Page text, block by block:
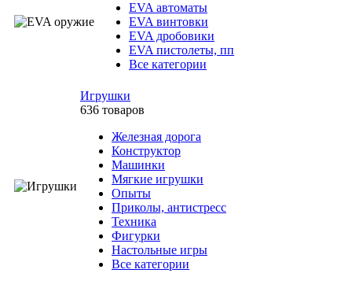
EVA автоматы
EVA винтовки
EVA дробовики
EVA пистолеты, пп
Все категории
Игрушки
636 товаров
Железная дорога
Конструктор
Машинки
Мягкие игрушки
Опыты
Приколы, антистресс
Техника
Фигурки
Настольные игры
Все категории